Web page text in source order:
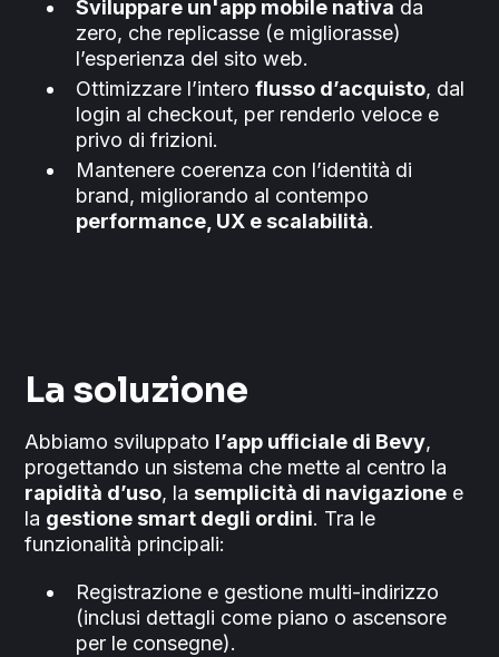
Sviluppare un'app mobile nativa da
zero, che replicasse (e migliorasse)
l’esperienza del sito web.
Ottimizzare l’interoflusso d’acquisto, dal
login al checkout, per renderlo veloce e
privo di frizioni.
Mantenere coerenza con l’identità di
brand, migliorando al contempo
performance, UX e scalabilità.
La soluzione
Abbiamo sviluppato l’app ufficiale di Bevy,
progettando un sistema che mette al centro la
rapidità d’uso, la semplicità di navigazione e
la gestione smart degli ordini. Tra le
funzionalità principali:
Registrazione e gestione multi-indirizzo
(inclusi dettagli come piano o ascensore
per le consegne).